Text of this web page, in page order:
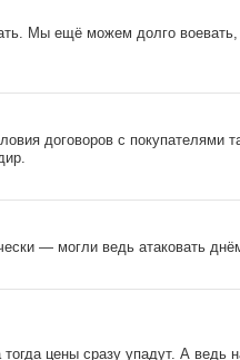
Мы ещё можем долго
договоров с
— могли ведь атаковать
цены сразу упадут. А